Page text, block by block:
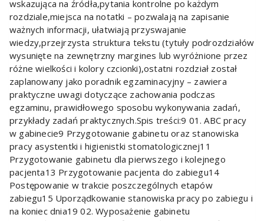
wskazująca na źródła,pytania kontrolne po każdym
rozdziale,miejsca na notatki – pozwalają na zapisanie
ważnych informacji, ułatwiają przyswajanie
wiedzy,przejrzysta struktura tekstu (tytuły podrozdziałów
wysunięte na zewnętrzny margines lub wyróżnione przez
różne wielkości i kolory czcionki),ostatni rozdział został
zaplanowany jako poradnik egzaminacyjny – zawiera
praktyczne uwagi dotyczące zachowania podczas
egzaminu, prawidłowego sposobu wykonywania zadań,
przykłady zadań praktycznych.Spis treści:9 01. ABC pracy
w gabinecie9 Przygotowanie gabinetu oraz stanowiska
pracy asystentki i higienistki stomatologicznej11
Przygotowanie gabinetu dla pierwszego i kolejnego
pacjenta13 Przygotowanie pacjenta do zabiegu14
Postępowanie w trakcie poszczególnych etapów
zabiegu15 Uporządkowanie stanowiska pracy po zabiegu i
na koniec dnia19 02. Wyposażenie gabinetu